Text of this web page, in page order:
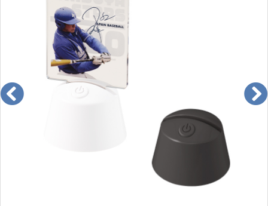
オレンジ→ライトピンク→アクアブルー→ライトイエロー→ダ
ークグリーン→ライトレッド→15色点灯（パターン点灯）→
の順に点灯させることができ、豊富な色展開の中からお好みの
色に切り替えて使用していただけます。
台座はコンパクトな手のひらサイズで、卓上などどこでも置き
やすいのもうれしいポイントです。